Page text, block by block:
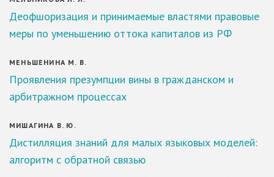
Деофшоризация и принимаемые властями правовые
меры по уменьшению оттока капиталов из РФ
МЕНЬШЕНИНА М. В.
Проявления презумпции вины в гражданском и
арбитражном процессах
МИШАГИНА В. Ю.
Дистилляция знаний для малых языковых моделей:
алгоритм с обратной связью